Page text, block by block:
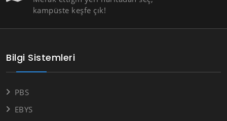
kampüste keşfe çık!
Bilgi Sistemleri
PBS
EBYS